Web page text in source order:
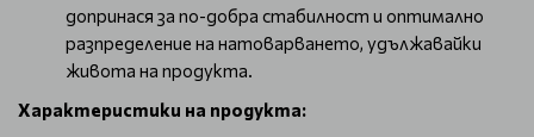
допринася за по-добра стабилност и оптимално
разпределение на натоварването, удължавайки
живота на продукта.
Характеристики на продукта: